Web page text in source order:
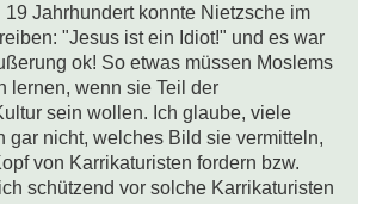
Jahrhundert konnte Nietzsche im
"Jesus ist ein Idiot!" und es war
ok! So etwas müssen Moslems
lernen, wenn sie Teil der
sein wollen. Ich glaube, viele
gar nicht, welches Bild sie vermitteln,
von Karrikaturisten fordern bzw.
schützend vor solche Karrikaturisten